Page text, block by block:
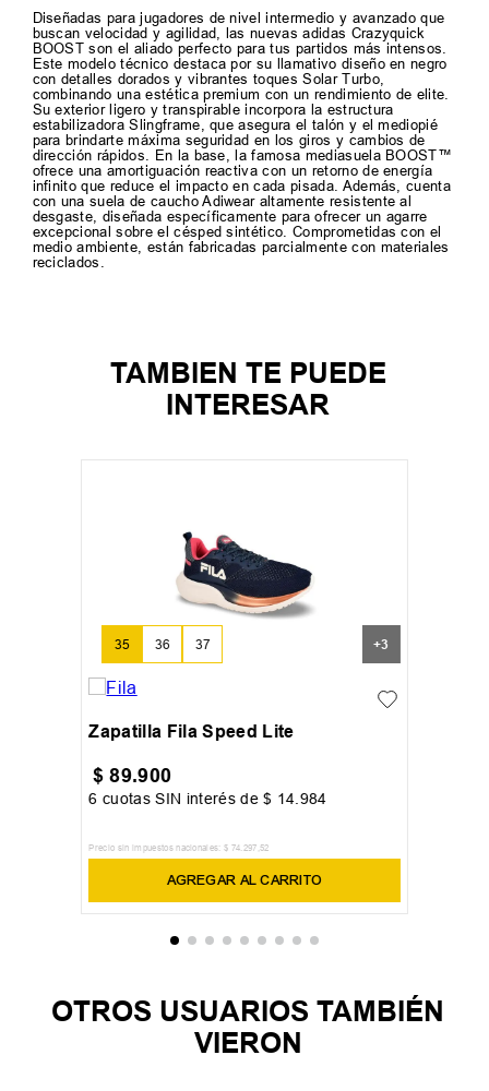
Diseñadas para jugadores de nivel intermedio y avanzado que
buscan velocidad y agilidad, las nuevas adidas Crazyquick
BOOST son el aliado perfecto para tus partidos más intensos.
Este modelo técnico destaca por su llamativo diseño en negro
con detalles dorados y vibrantes toques Solar Turbo,
combinando una estética premium con un rendimiento de elite.
Su exterior ligero y transpirable incorpora la estructura
estabilizadora Slingframe, que asegura el talón y el mediopié
para brindarte máxima seguridad en los giros y cambios de
dirección rápidos. En la base, la famosa mediasuela BOOST™
ofrece una amortiguación reactiva con un retorno de energía
infinito que reduce el impacto en cada pisada. Además, cuenta
con una suela de caucho Adiwear altamente resistente al
desgaste, diseñada específicamente para ofrecer un agarre
excepcional sobre el césped sintético. Comprometidas con el
medio ambiente, están fabricadas parcialmente con materiales
reciclados.
TAMBIEN TE PUEDE
INTERESAR
35 36 37 +3
Zapatilla Fila Speed Lite
$ 89.900
6 cuotas SIN interés de$ 14 984
Precio sin impuestos nacionales: $ 74.297 ,52
AGREGAR AL CARRITO
OTROS USUARIOS TAMBIÉN
VIERON